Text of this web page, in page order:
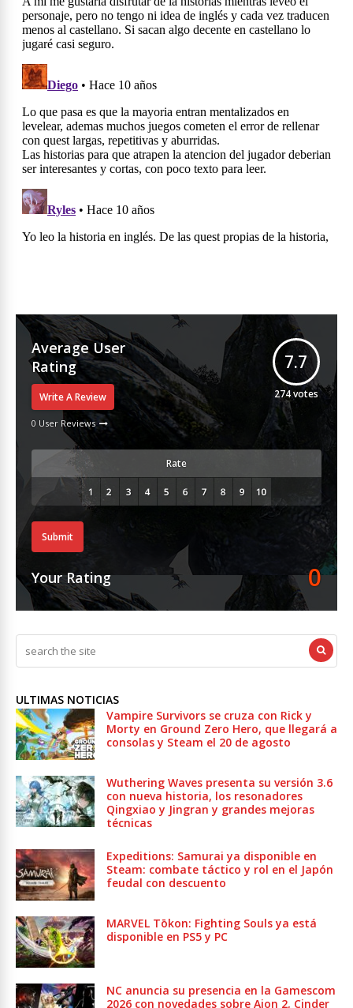
Average User
Rating
Write A Review
0 User Reviews
7.7
274votes
Rate
Submit
Your Rating 0
ULTIMAS NOTICIAS
Vampire Survivors se cruza con Rick y
Morty en Ground Zero Hero, que llegará a
consolas y Steam el 20 de agosto
Wuthering Waves presenta su versión 3.6
con nueva historia, los resonadores
Qingxiao y Jingran y grandes mejoras
técnicas
Expeditions: Samurai ya disponible en
Steam: combate táctico y rol en el Japón
feudal con descuento
MARVEL Tōkon: Fighting Souls ya está
disponible en PS5 y PC
NC anuncia su presencia en la Gamescom
2026 con novedades sobre Aion 2, Cinder